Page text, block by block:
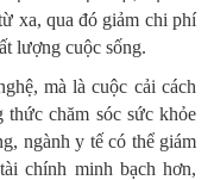
xa, qua đó giảm chi phí
lượng cuộc sống.
mà là cuộc cải cách
chăm sóc sức khỏe
ngành y tế có thể giám
chính minh bạch hơn,